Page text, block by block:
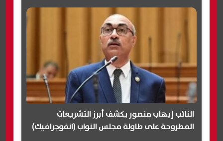
النائب إيهاب منصور يكشف أبرز التشريعات
المطروحة على طاولة مجلس النواب (انفوجرافيك)